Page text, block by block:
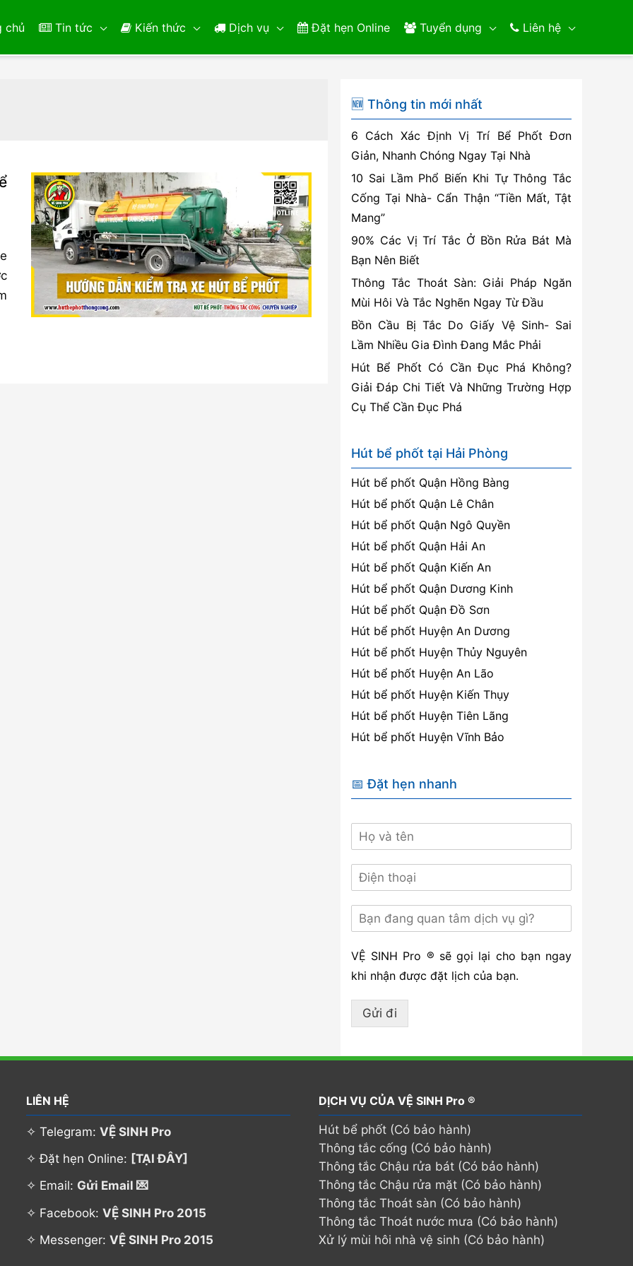
chủ Tin tức Kiến thức Dịch vụ Đặt hẹn Online Tuyển dụng Liên hệ
🆕 Thông tin mới nhất
6 Cách Xác Định Vị Trí Bể Phốt Đơn
Giản, Nhanh Chóng Ngay Tại Nhà
10 Sai Lầm Phổ Biến Khi Tự Thông Tắc
Cống Tại Nhà- Cẩn Thận “Tiền Mất, Tật
Mang”
90% Các Vị Trí Tắc Ở Bồn Rửa Bát Mà
Bạn Nên Biết
Thông Tắc Thoát Sàn: Giải Pháp Ngăn
Mùi Hôi Và Tắc Nghẽn Ngay Từ Đầu
Bồn Cầu Bị Tắc Do Giấy Vệ Sinh- Sai
Lầm Nhiều Gia Đình Đang Mắc Phải
Hút Bể Phốt Có Cần Đục Phá Không?
Giải Đáp Chi Tiết Và Những Trường Hợp
Cụ Thể Cần Đục Phá
Hút bể phốt tại Hải Phòng
Hút bể phốt Quận Hồng Bàng
Hút bể phốt Quận Lê Chân
Hút bể phốt Quận Ngô Quyền
Hút bể phốt Quận Hải An
Hút bể phốt Quận Kiến An
Hút bể phốt Quận Dương Kinh
Hút bể phốt Quận Đồ Sơn
Hút bể phốt Huyện An Dương
Hút bể phốt Huyện Thủy Nguyên
Hút bể phốt Huyện An Lão
Hút bể phốt Huyện Kiến Thụy
Hút bể phốt Huyện Tiên Lãng
Hút bể phốt Huyện Vĩnh Bảo
📅 Đặt hẹn nhanh
VỆ SINH Pro ® sẽ gọi lại cho bạn ngay
khi nhận được đặt lịch của bạn.
Gửi đi
LIÊN HỆ
✧ Telegram:VỆ SINH Pro
✧ Đặt hẹn Online: [TẠI ĐÂY]
✧ Email: Gửi Email 💌
✧ Facebook:VỆ SINH Pro 2015
✧ Messenger:VỆ SINH Pro 2015
DỊCH VỤ CỦA VỆ SINH Pro ®
Hút bể phốt (Có bảo hành)
Thông tắc cống (Có bảo hành)
Thông tắc Chậu rửa bát (Có bảo hành)
Thông tắc Chậu rửa mặt (Có bảo hành)
Thông tắc Thoát sàn (Có bảo hành)
Thông tắc Thoát nước mưa (Có bảo hành)
Xử lý mùi hôi nhà vệ sinh (Có bảo hành)